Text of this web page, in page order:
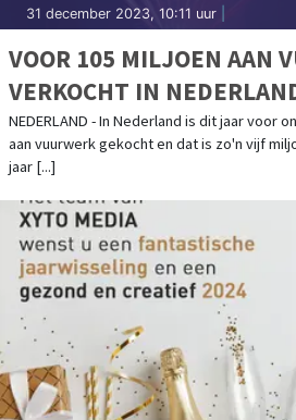
31 december 2023, 10:11 uur
VOOR 105 MILJOEN AAN
VERKOCHT IN
NEDERLAND - In Nederland is dit jaar voor
aan vuurwerk gekocht en dat is zo'n vijf
jaar [...]